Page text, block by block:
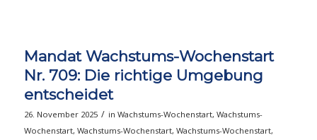
Mandat Wachstums-Wochenstart
Nr. 709: Die richtige Umgebung
entscheidet
26. November 2025 / in Wachstums-Wochenstart, Wachstums-
Wochenstart, Wachstums-Wochenstart, Wachstums-Wochenstart,